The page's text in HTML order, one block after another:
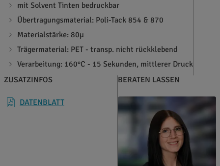
mit Solvent Tinten bedruckbar
Übertragungsmaterial: Poli-Tack 854 & 870
Materialstärke: 80µ
Trägermaterial: PET - transp. nicht rückklebend
Verarbeitung: 160°C - 15 Sekunden, mittlerer Druck
ZUSATZINFOS
DATENBLATT
BERATEN LASSEN